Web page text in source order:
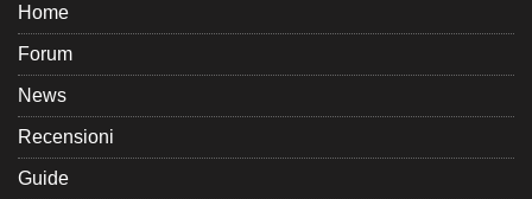
Home
Forum
News
Recensioni
Guide